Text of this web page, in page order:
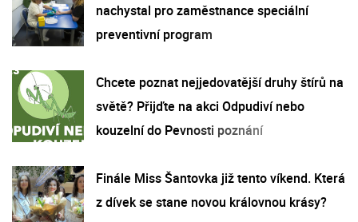
nachystal pro zaměstnance speciální
preventivní program
Chcete poznat nejjedovatější druhy štírů na
světě? Přijďte na akci Odpudiví nebo
kouzelní do Pevnosti poznání
Finále Miss Šantovka již tento víkend. Která
z dívek se stane novou královnou krásy?